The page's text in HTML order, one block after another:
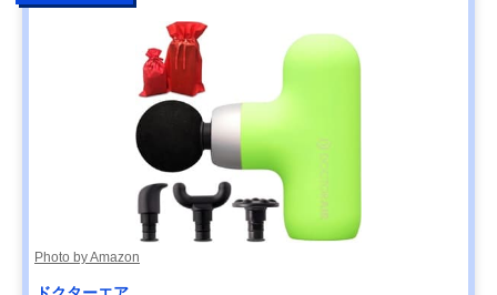
Photo by Amazon